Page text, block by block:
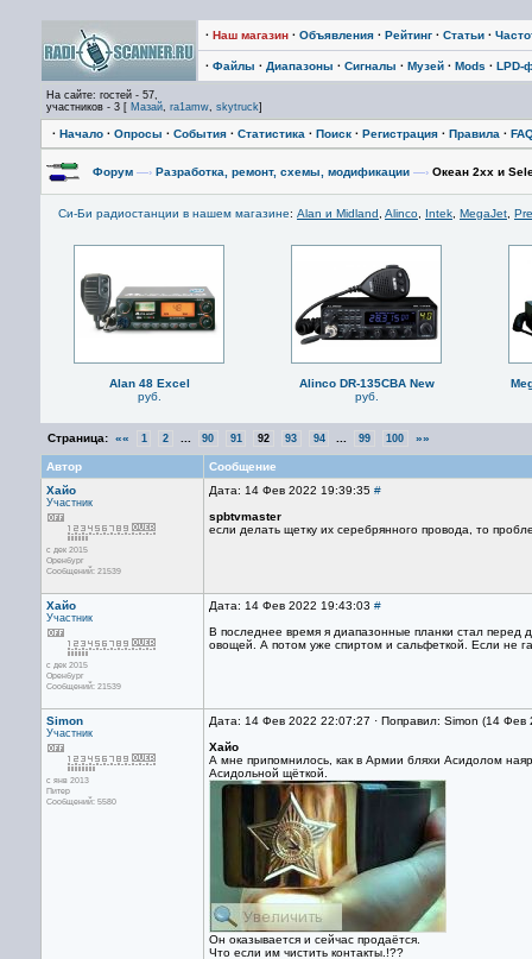
· Наш магазин · Объявления · Рейтинг · Статьи ·
· Файлы · Диапазоны · Сигналы · Музей · Mods · LPD-
На сайте: гостей - 57,
участников - 3 [ Мазай, ra1amw, skytruck]
· Начало · Опросы · События · Статистика · Поиск · Регистрация · Правила ·
Форум —› Разработка, ремонт, схемы, модификации —› Океан 2хх и
Си-Би радиостанции в нашем магазине: Alan и Midland Alinco Intek MegaJet
Alan 48 Excel
руб.
Alinco DR-135CBA New
руб.
Страница: «« 1 2 90 91 92 93 94 99 100 »»
Автор
Сообщение
Хайо
Участник
с дек 2015
Оренбург
Сообщений: 21539
Дата: 14 Фев 2022 19:39:35 #
spbtvmaster
если делать щетку их серебрянного провода, то
Хайо
Участник
с дек 2015
Оренбург
Сообщений: 21539
Дата: 14 Фев 2022 19:43:03 #
В последнее время я диапазонные планки стал перед
овощей. А потом уже спиртом и сальфеткой. Если не
Simon
Участник
с янв 2013
Питер
Сообщений: 5580
Дата: 14 Фев 2022 22:07:27 · Поправил: Simon (14
Хайо
А мне припомнилось, как в Армии бляхи Асидолом
Асидольной щёткой.
Он оказывается и сейчас продаётся.
Что если им чистить контакты.!??